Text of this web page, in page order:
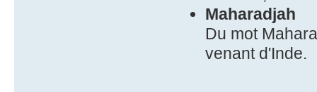
Maharadjah
Du mot
venant d'Inde.